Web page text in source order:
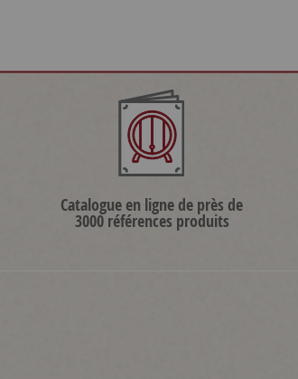
Catalogue en ligne de près de
3000 références produits